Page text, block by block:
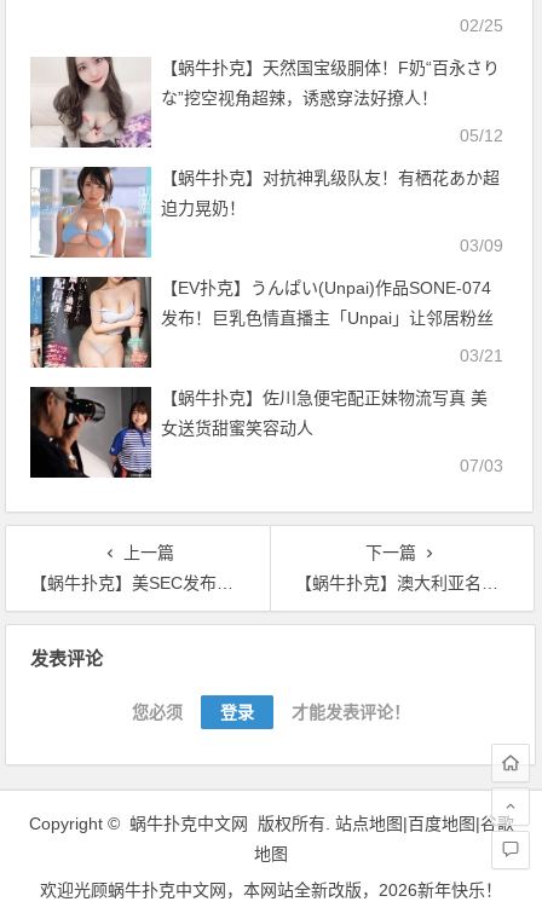
02/25
【蜗牛扑克】天然国宝级胴体！F奶“百永さり
な”挖空视角超辣，诱惑穿法好撩人！
05/12
【蜗牛扑克】对抗神乳级队友！有栖花あか超
迫力晃奶！
03/09
【EV扑克】うんぱい(Unpai)作品SONE-074
发布！巨乳色情直播主「Unpai」让邻居粉丝
帮掌镜，在直播间就开干【EV扑克官网】03/21
【蜗牛扑克】佐川急便宅配正妹物流写真 美
女送货甜蜜笑容动人
07/03
上一篇
【蜗牛扑克】美SEC发布年度执法报告 对ICO调查显著增加
下一篇
【蜗牛扑克】澳大利亚名人参与ICO代言的热潮
发表评论
您必须 登录 才能发表评论！
Copyright © 蜗牛扑克中文网 版权所有. 站点地图|百度地图|谷歌
地图
欢迎光顾蜗牛扑克中文网 ，本网站全新改版，2026新年快乐！